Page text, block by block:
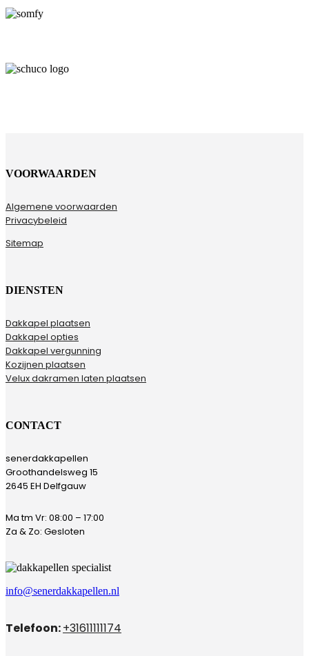
VOORWAARDEN
Algemene voorwaarden
Privacybeleid
Sitemap
DIENSTEN
Dakkapel plaatsen
Dakkapel opties
Dakkapel vergunning
Kozijnen plaatsen
Velux dakramen laten plaatsen
CONTACT
senerdakkapellen
Groothandelsweg 15
2645 EH Delfgauw
Ma tm Vr: 08:00 – 17:00
Za & Zo: Gesloten
info@senerdakkapellen.nl
Telefoon:+31611111174